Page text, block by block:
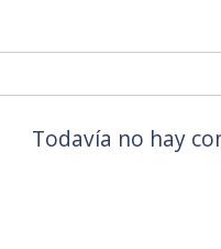
Todavía no hay